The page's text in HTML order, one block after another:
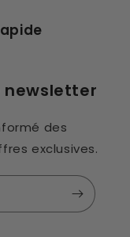
newsletter
des
exclusives.